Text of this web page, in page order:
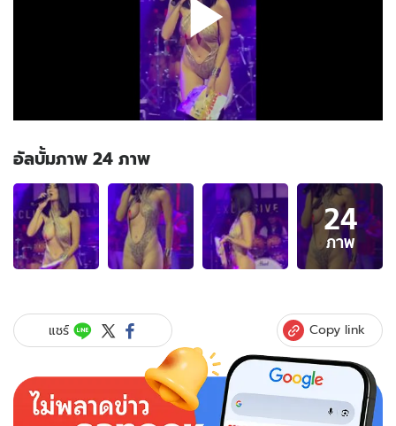
อัลบั้มภาพ 24 ภาพ
อัลบั้ม
ภาพ
24
ภาพ
ของ
เว้า
ไม่
ต้อง
แหวก
ด้วย!
24
ภาพ
แชร์ Copy link